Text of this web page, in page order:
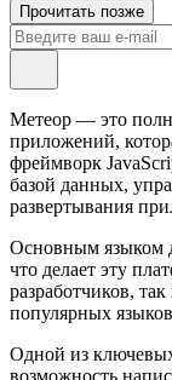
Прочитать позже
Метеор — это
приложений,
фреймворк
базой данных,
развертывания
Основным языком
что делает эту
разработчиков,
популярных
Одной из
возможность